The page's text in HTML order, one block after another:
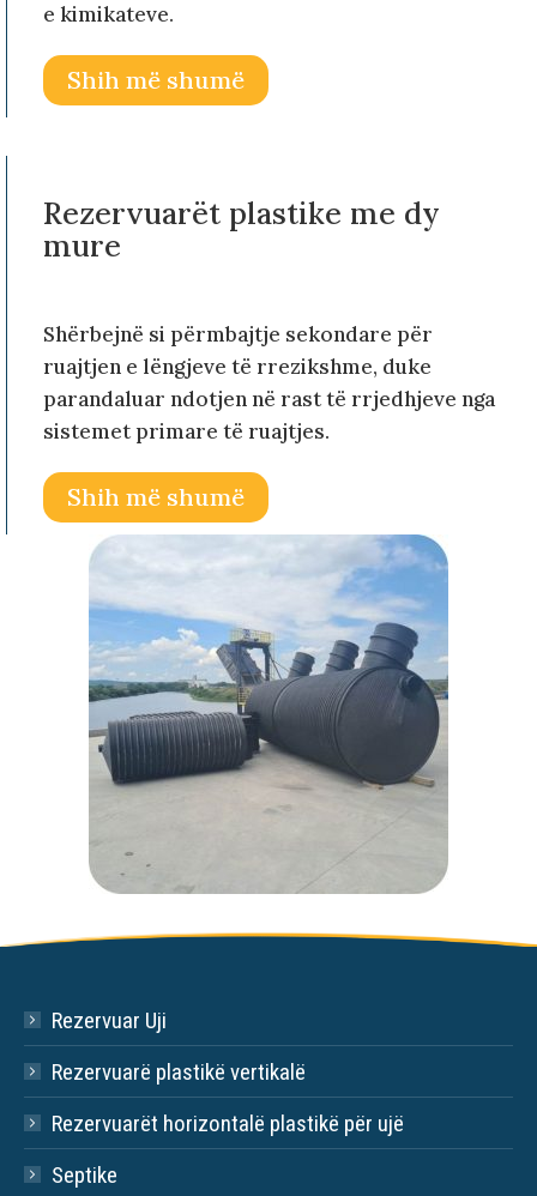
e kimikateve.
Shih më shumë
Rezervuarët plastike me dy
mure
Shërbejnë si përmbajtje sekondare për
ruajtjen e lëngjeve të rrezikshme, duke
parandaluar ndotjen në rast të rrjedhjeve nga
sistemet primare të ruajtjes.
Shih më shumë
Rezervuar Uji
Rezervuarë plastikë vertikalë
Rezervuarët horizontalë plastikë për ujë
Septike